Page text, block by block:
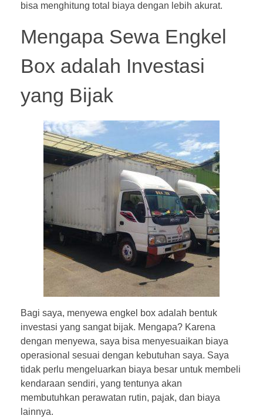
bisa menghitung total biaya dengan lebih akurat.
Mengapa Sewa Engkel
Box adalah Investasi
yang Bijak
Bagi saya, menyewa engkel box adalah bentuk
investasi yang sangat bijak. Mengapa? Karena
dengan menyewa, saya bisa menyesuaikan biaya
operasional sesuai dengan kebutuhan saya. Saya
tidak perlu mengeluarkan biaya besar untuk membeli
kendaraan sendiri, yang tentunya akan
membutuhkan perawatan rutin, pajak, dan biaya
lainnya.